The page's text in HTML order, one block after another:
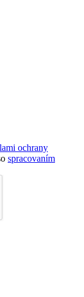
ochrany
spracovaním